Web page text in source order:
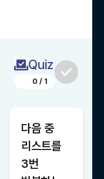
Quiz
0 / 1
다음 중
리스트를
3번